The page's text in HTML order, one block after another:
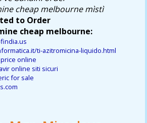
cheap melbourne mìstì
to Order
cheap melbourne:
ti-azitromicina-liquido.html
online
online siti sicuri
for sale